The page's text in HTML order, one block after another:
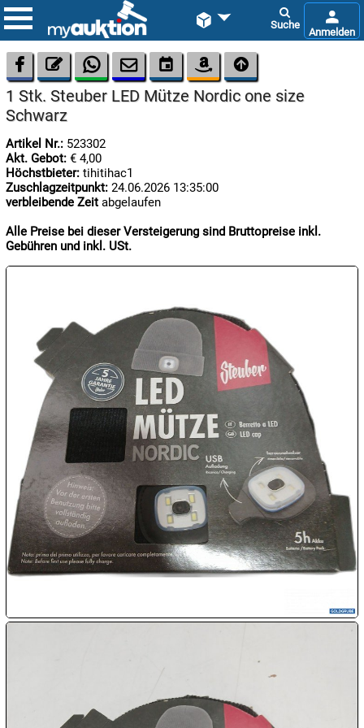
 
07.08:

08.08:
Megaabverkauf
08.08:
08.08:
09.08:
09.08:
      
1 Stk. Steuber LED Mütze Nordic one size
Schwarz
Artikel Nr.: 523302
Akt. Gebot: € 4,00
Höchstbieter: tihitihac1
Zuschlagzeitpunkt: 24.06.2026 13:35:00
verbleibende Zeit abgelaufen
Alle Preise bei dieser Versteigerung sind Bruttopreise inkl.
Gebühren und inkl. USt.